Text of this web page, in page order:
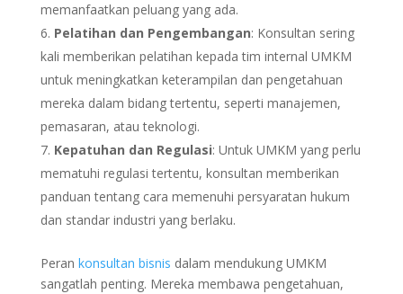
memanfaatkan peluang yang ada.
Pelatihan dan Pengembangan: Konsultan sering
kali memberikan pelatihan kepada tim internal UMKM
untuk meningkatkan keterampilan dan pengetahuan
mereka dalam bidang tertentu, seperti manajemen,
pemasaran, atau teknologi.
Kepatuhan dan Regulasi: Untuk UMKM yang perlu
mematuhi regulasi tertentu, konsultan memberikan
panduan tentang cara memenuhi persyaratan hukum
dan standar industri yang berlaku.
Peran konsultan bisnis dalam mendukung UMKM
sangatlah penting. Mereka membawa pengetahuan,